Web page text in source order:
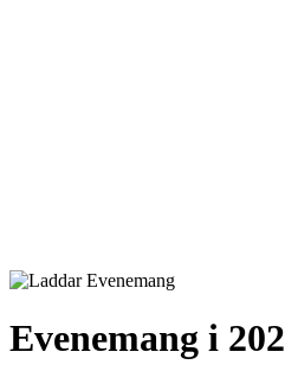
Evenemang i